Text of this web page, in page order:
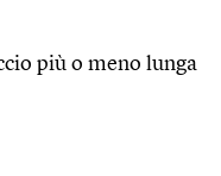
più o meno lunga